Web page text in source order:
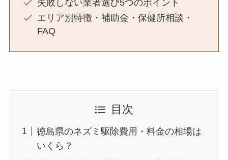
失敗しない業者選び5つのポイント
エリア別特徴・補助金・保健所相談・
FAQ
目次
徳島県のネズミ駆除費用・料金の相場は
いくら？